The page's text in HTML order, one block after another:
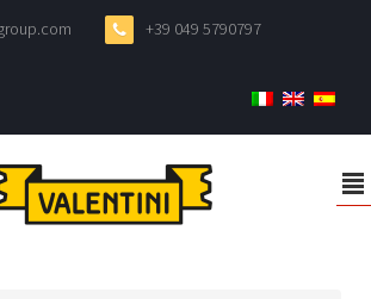
+39 049 5790797
²